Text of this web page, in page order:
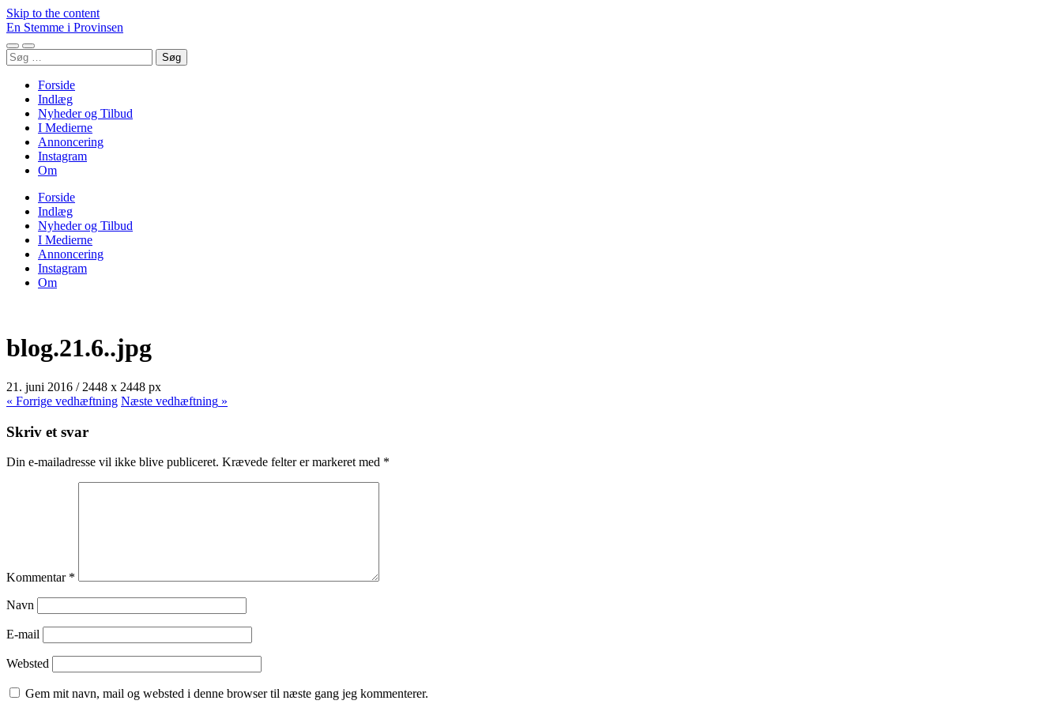
Skip to the content
En Stemme i Provinsen
Toggle
mobile
Toggle
search
Søg
efter:
Forside
Indlæg
Nyheder og Tilbud
I Medierne
Annoncering
Instagram
Om
Forside
Indlæg
Nyheder og Tilbud
I Medierne
Annoncering
Instagram
Om
blog.21.6..jpg
21. juni 2016 / 2448 x 2448 px
« Forrige vedhæftning Næste vedhæftning »
Skriv et svar
Din e-mailadresse vil ikke blive publiceret. Krævede felter er markeret med *
Kommentar *
Navn
E-mail
Websted
Gem mit navn, mail og websted i denne browser til næste gang jeg kommenterer.